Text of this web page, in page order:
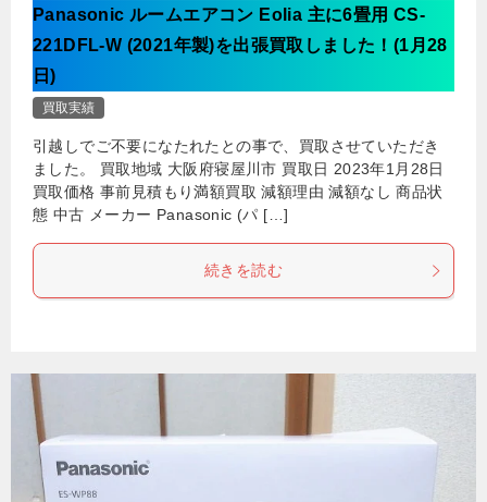
Panasonic ルームエアコン Eolia 主に6畳用 CS-
221DFL-W (2021年製)を出張買取しました！(1月28
日)
買取実績
引越しでご不要になたれたとの事で、買取させていただき
ました。 買取地域 大阪府寝屋川市 買取日 2023年1月28日
買取価格 事前見積もり満額買取 減額理由 減額なし 商品状
態 中古 メーカー Panasonic (パ […]
続きを読む